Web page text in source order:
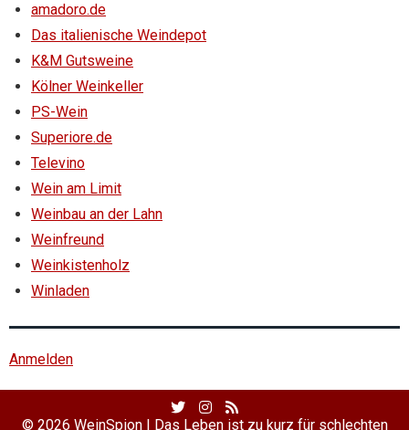
amadoro.de
Das italienische Weindepot
K&M Gutsweine
Kölner Weinkeller
PS-Wein
Superiore.de
Televino
Wein am Limit
Weinbau an der Lahn
Weinfreund
Weinkistenholz
Winladen
Anmelden
Twitter
Profile
Facebook
Profile
RSS
Feed
© 2026 WeinSpion | Das Leben ist zu kurz für schlechten